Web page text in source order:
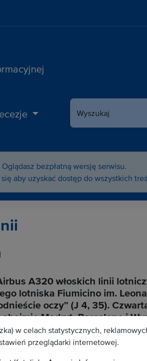
Wyszukaj
Oglądasz bezpłatną wersję serwisu.
aby uzyskać dostęp do wszystkich
A320 włoskich linii
lotniska Fiumicino im.
oczy” (J 4, 35).
Madryt, Barcelonę i
papieska w Hiszpanii.
w celach statystycznych,
przeglądarki internetowej.